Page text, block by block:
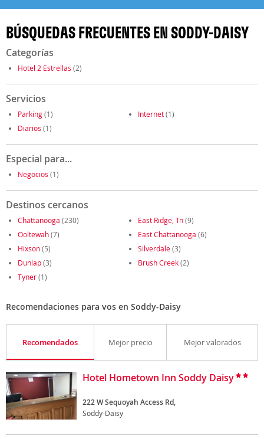
BÚSQUEDAS FRECUENTES EN SODDY-DAISY
Categorías
Hotel 2 Estrellas (2)
Servicios
Parking(1) Internet(1)
Diarios (1)
Especial para...
Negocios (1)
Destinos cercanos
Chattanooga (230) East Ridge, Tn(9)
Ooltewah(7) East Chattanooga (6)
Hixson(5) Silverdale(3)
Dunlap(3) Brush Creek(2)
Tyner(1)
Recomendaciones para vos en Soddy-Daisy
Recomendados Mejor precio Mejor valorados
Hotel Hometown Inn Soddy Daisy
222 W Sequoyah Access Rd,
Soddy-Daisy